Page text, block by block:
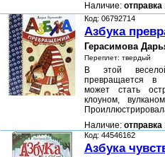
Наличие: отправка
Код: 06792714
Азбука
Герасимова
Переплет: твердый
В этой
превращается в
может стать
клоуном,
Наличие: отправка
Код: 44546162
Азбука